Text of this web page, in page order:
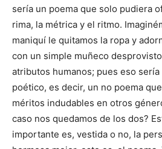
sería un poema que solo pudiera
rima, la métrica y el ritmo.
maniquí le quitamos la ropa y
con un simple muñeco
atributos humanos; pues eso
poético, es decir, un no poema
méritos indudables en otros
caso nos quedamos de los dos?
importante es, vestida o no, la